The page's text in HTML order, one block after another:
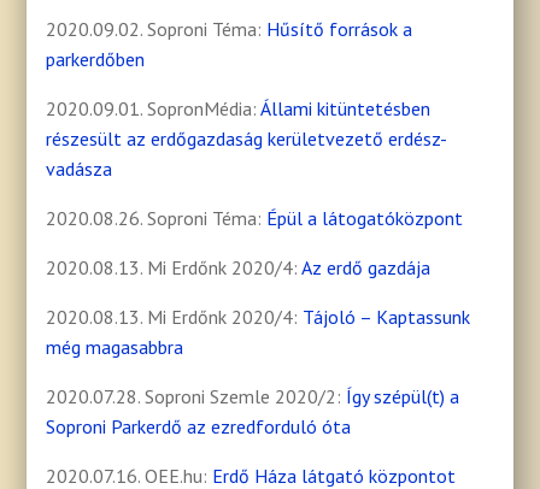
2020.09.02. Soproni Téma: Hűsítő források a
parkerdőben
2020.09.01. SopronMédia:Állami kitüntetésben
részesült az erdőgazdaság kerületvezető erdész-
vadásza
2020.08.26. Soproni Téma: Épül a látogatóközpont
2020.08.13. Mi Erdőnk 2020/4:Az erdő gazdája
2020.08.13. Mi Erdőnk 2020/4: Tájoló – Kaptassunk
még magasabbra
2020.07.28. Soproni Szemle 2020/2: Így szépül(t) a
Soproni Parkerdő az ezredforduló óta
2020.07.16. OEE.hu: Erdő Háza látgató központot